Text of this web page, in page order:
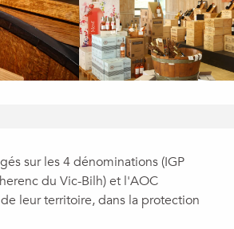
sur les 4 dénominations (IGP
du Vic-Bilh) et l'AOC
leur territoire, dans la protection